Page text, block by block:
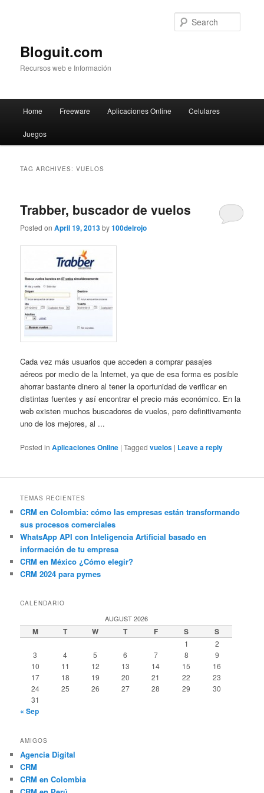
Bloguit.com
Recursos web e Información
Skip
to
Skip
to
Home Freeware Aplicaciones Online Celulares
Juegos
TAG ARCHIVES:VUELOS
Trabber, buscador de vuelos
Posted onApril 19, 2013by100delrojo
Cada vez más usuarios que acceden a comprar pasajes
aéreos por medio de la Internet, ya que de esa forma es posible
ahorrar bastante dinero al tener la oportunidad de verificar en
distintas fuentes y así encontrar el precio más económico. En la
web existen muchos buscadores de vuelos, pero definitivamente
uno de los mejores, al ...
Posted in Aplicaciones Online |Tagged vuelos | Leave a reply
TEMAS RECIENTES
CRM en Colombia: cómo las empresas están transformando
sus procesos comerciales
WhatsApp API con Inteligencia Artificial basado en
información de tu empresa
CRM en México ¿Cómo elegir?
CRM 2024 para pymes
CALENDARIO
AUGUST 2026
M T W T F S S
1
2
3
4 5 6 7 8
9
10
11 12 13 14 15
16
17
18 19 20 21 22
23
24
25 26 27 28 29
30
31
« Sep
AMIGOS
Agencia Digital
CRM
CRM en Colombia